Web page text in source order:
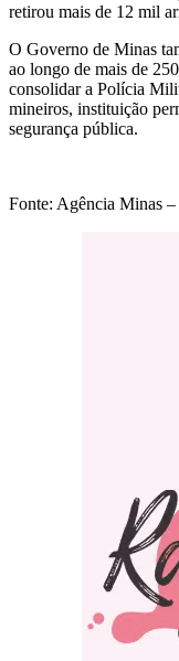
retirou mais de 12 mil
O Governo de Minas
ao longo de mais de
consolidar a Polícia
mineiros, instituição
segurança pública.
Fonte: Agência Minas –